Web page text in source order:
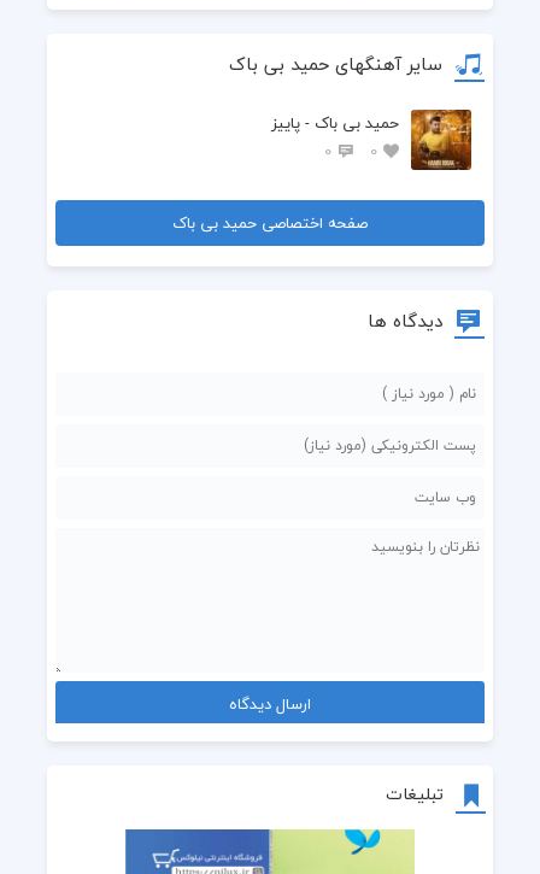
تبلیغات
سایر آهنگهای حمید بی باک
حمید بی باک - پاییز
0
0
صفحه اختصاصی حمید بی باک
دیدگاه ها